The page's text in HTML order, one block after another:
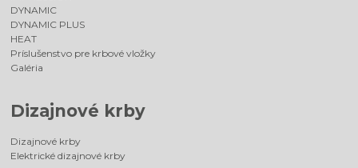
DYNAMIC
DYNAMIC PLUS
HEAT
Príslušenstvo pre krbové vložky
Galéria
Dizajnové krby
Dizajnové krby
Elektrické dizajnové krby